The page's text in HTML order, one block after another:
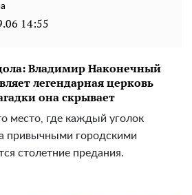
14:55
Владимир Наконечный
легендарная церковь
она скрывает
место, где каждый уголок
привычными городскими
столетние предания.